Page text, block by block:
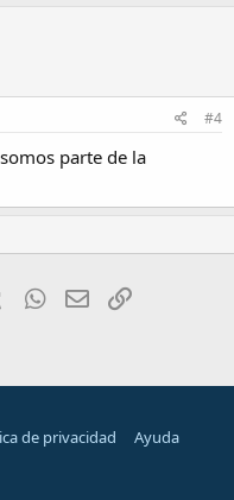
#4
parte de la
TumblrWhatsApp
Email
de privacidad
Ayuda